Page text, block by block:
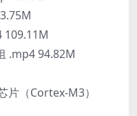
.mp4 94.82M
（Cortex-M3）